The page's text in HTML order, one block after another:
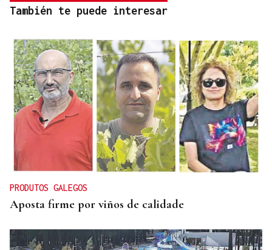
También te puede interesar
PRODUTOS GALEGOS
Aposta firme por viños de calidade